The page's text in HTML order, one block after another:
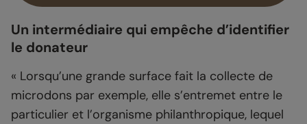
Un intermédiaire qui empêche d’identifier
le donateur
« Lorsqu’une grande surface fait la collecte de
microdons par exemple, elle s’entremet entre le
particulier et l’organisme philanthropique, lequel